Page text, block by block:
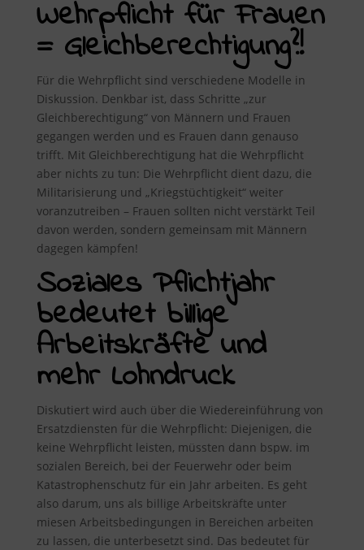
Wehrpflicht für Frauen
= Gleichberechtigung?!
Für die Wehrpflicht sind verschiedene Modelle in
Diskussion. Denkbar ist, dass Schritte „zur
Gleichberechtigung“ von Männern und Frauen
gegangen werden und es Frauen dann genauso
trifft. Mit Gleichberechtigung hat die Wehrpflicht
aber nichts zu tun: Die Wehrpflicht dient dazu, die
Militarisierung und „Kriegstüchtigkeit“ weiter
voranzutreiben – Frauen sollten nicht verstärkt Teil
davon werden, sondern gemeinsam mit Männern
dagegen kämpfen!
Soziales Pflichtjahr
bedeutet billige
Arbeitskräfte und
mehr Lohndruck
Diskutiert wird auch über die Wiedereinführung von
Ersatzdiensten für die Wehrpflicht: Diejenigen, die
keine Wehrpflicht leisten, müssten dann bspw. im
sozialen Bereich, bei der Feuerwehr oder beim
Katastrophenschutz für ein Jahr arbeiten. Es geht
also darum, uns als billige Arbeitskräfte unter
miesen Arbeitsbedingungen in Bereichen arbeiten
zu lassen, die unterbesetzt sind. Das bedeutet für